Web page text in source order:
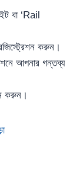
বা ‘Rail
করুন।
আপনার গন্তব্য
করুন।